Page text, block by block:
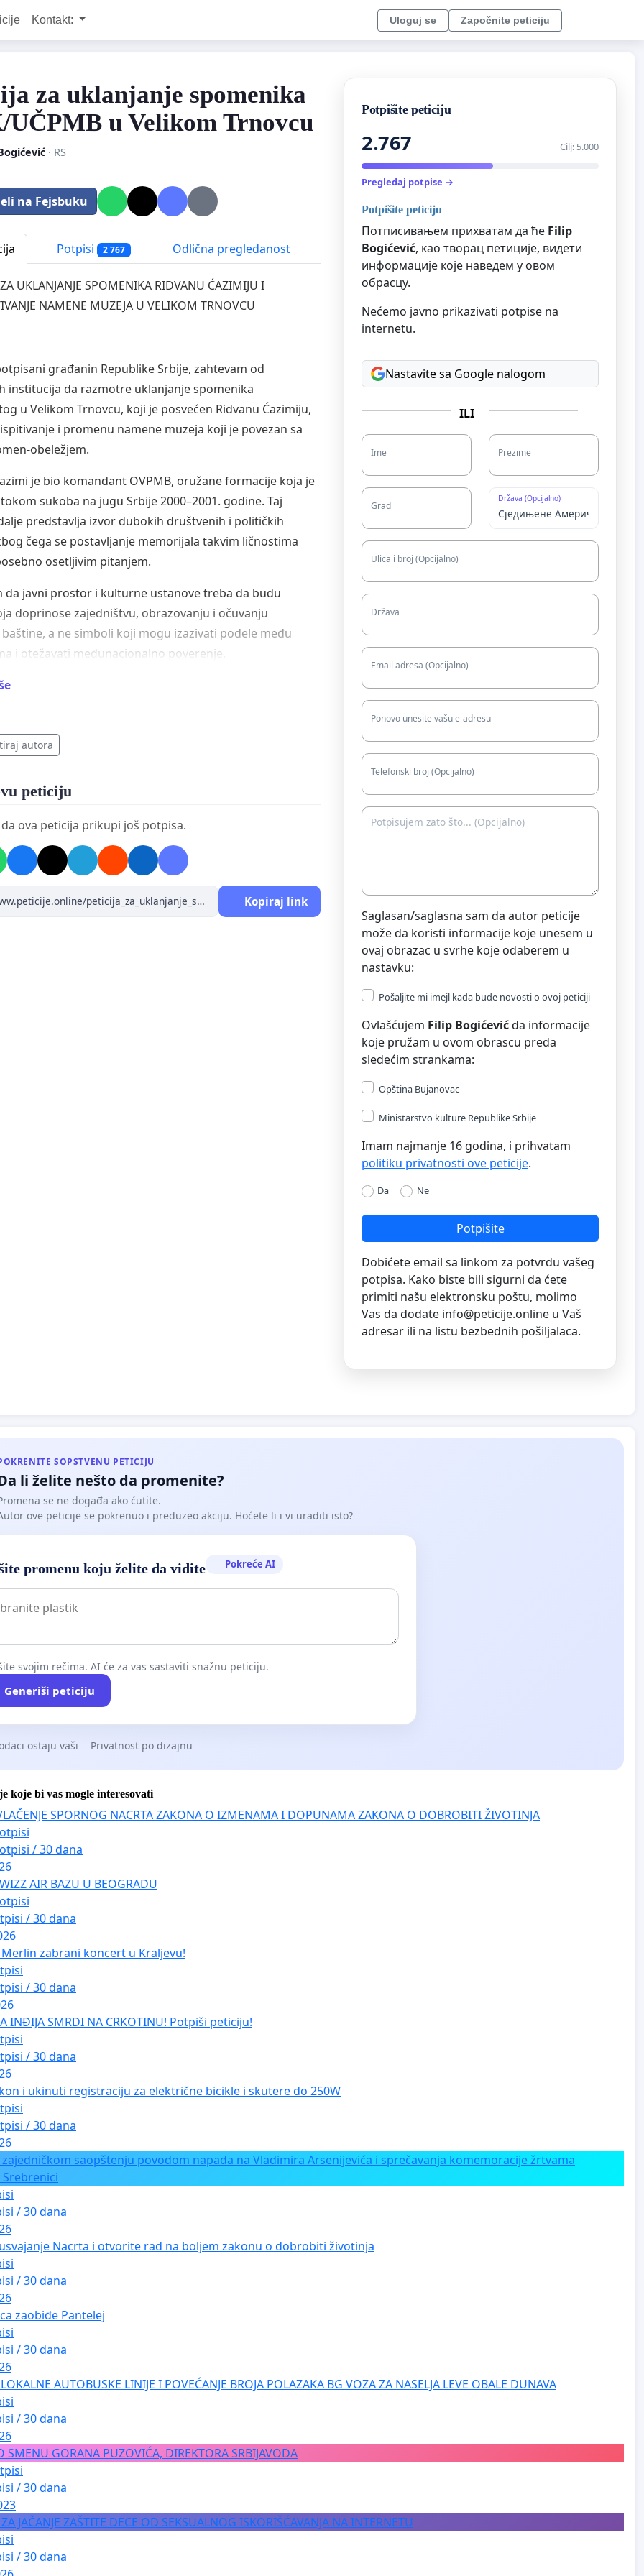
Kontakt: Uloguj se Započnite peticiju
za uklanjanje spomenika
UČPMB u Velikom Trnovcu
· RS
na Fejsbuku
Potpisi 2 767 Odlična pregledanost
UKLANJANJE SPOMENIKA RIDVANU ĆAZIMIJU I
NAMENE MUZEJA U VELIKOM TRNOVCU
građanin Republike Srbije, zahtevam od
institucija da razmotre uklanjanje spomenika
u Velikom Trnovcu, koji je posvećen Ridvanu Ćazimiju,
i promenu namene muzeja koji je povezan sa
obeležjem.
je bio komandant OVPMB, oružane formacije koja je
sukoba na jugu Srbije 2000–2001. godine. Taj
predstavlja izvor dubokih društvenih i političkih
čega se postavljanje memorijala takvim ličnostima
osetljivim pitanjem.
da javni prostor i kulturne ustanove treba da budu
doprinose zajedništvu, obrazovanju i očuvanju
a ne simboli koji mogu izazivati podele među
i otežavati međunacionalno poverenje.
naroda, njegove kulture ili zajednice u Srbiji. Poštujem
naroda da čuvaju svoj identitet i kulturno nasleđe, kao i
budu usmereni ka vrednostima mira, obrazovanja,
života svih građana Srbije.
autora
peticiju
ova peticija prikupi još potpisa.
Kopiraj link
Potpišite peticiju
2.767 Cilj: 5.000
Pregledaj potpise →
Potpišite peticiju
Потписивањем прихватам да ће Filip
Bogićević, као творац петиције, видети
информације које наведем у овом
обрасцу.
Nećemo javno prikazivati potpise na
internetu.
Nastavite sa Google nalogom
ILI
Ime Prezime
Grad
Država (Opcijalno)
Ulica i broj (Opcijalno)
Država
Email adresa (Opcijalno)
Ponovo unesite vašu e-adresu
Telefonski broj (Opcijalno)
Saglasan/saglasna sam da autor peticije
može da koristi informacije koje unesem u
ovaj obrazac u svrhe koje odaberem u
nastavku:
Pošaljite mi imejl kada bude novosti o ovoj peticiji
Ovlašćujem Filip Bogićevićda informacije
koje pružam u ovom obrascu preda
sledećim strankama:
Opština Bujanovac
Ministarstvo kulture Republike Srbije
Imam najmanje 16 godina, i prihvatam
politiku privatnosti ove peticije.
Da Ne
Potpišite
Dobićete email sa linkom za potvrdu vašeg
potpisa. Kako biste bili sigurni da ćete
primiti našu elektronsku poštu, molimo
Vas da dodate info@peticije.online u Vaš
adresar ili na listu bezbednih pošiljalaca.
SOPSTVENU PETICIJU
li želite nešto da promenite?
se ne događa ako ćutite.
ove peticije se pokrenuo i preduzeo akciju. Hoćete li i vi uraditi isto?
promenu koju želite da vidite Pokreće AI
svojim rečima. AI će za vas sastaviti snažnu peticiju.
Generiši peticiju
ostaju vaši Privatnost po dizajnu
koje bi vas mogle interesovati
SPORNOG NACRTA ZAKONA O IZMENAMA I DOPUNAMA ZAKONA O DOBROBITI ŽIVOTINJA
/ 30 dana
AIR BAZU U BEOGRADU
/ 30 dana
zabrani koncert u Kraljevu!
/ 30 dana
INĐIJA SMRDI NA CRKOTINU! Potpiši peticiju!
/ 30 dana
i ukinuti registraciju za električne bicikle i skutere do 250W
/ 30 dana
saopštenju povodom napada na Vladimira Arsenijevića i sprečavanja komemoracije žrtvama
/ 30 dana
Nacrta i otvorite rad na boljem zakonu o dobrobiti životinja
/ 30 dana
zaobiđe Pantelej
/ 30 dana
AUTOBUSKE LINIJE I POVEĆANJE BROJA POLAZAKA BG VOZA ZA NASELJA LEVE OBALE DUNAVA
/ 30 dana
SMENU GORANA PUZOVIĆA, DIREKTORA SRBIJAVODA
/ 30 dana
JAČANJE ZAŠTITE DECE OD SEKSUALNOG ISKORIŠĆAVANJA NA INTERNETU
/ 30 dana